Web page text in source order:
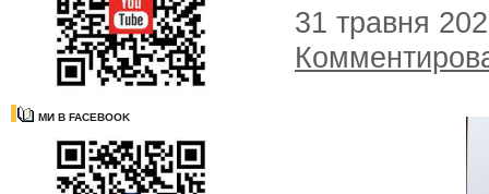
МИ В FACEBOOK
31 травня